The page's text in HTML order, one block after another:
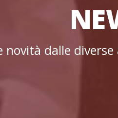
novità dalle